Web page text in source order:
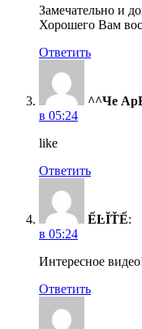
Замечательно и
Хорошего Вам
Ответить
^^Че
в 05:24
like
Ответить
ẾĿĬŤẾ:
в 05:24
Интересное
Ответить